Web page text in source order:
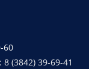
60
(3842) 39-69-41